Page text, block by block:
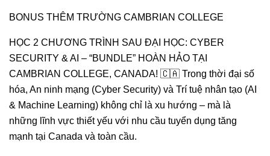
BONUS THÊM TRƯỜNG CAMBRIAN COLLEGE
HỌC 2 CHƯƠNG TRÌNH SAU ĐẠI HỌC: CYBER
SECURITY & AI – “BUNDLE” HOÀN HẢO TẠI
CAMBRIAN COLLEGE, CANADA! 🇨🇦 Trong thời đại số
hóa, An ninh mạng (Cyber Security) và Trí tuệ nhân tạo (AI
& Machine Learning) không chỉ là xu hướng – mà là
những lĩnh vực thiết yếu với nhu cầu tuyển dụng tăng
mạnh tại Canada và toàn cầu.